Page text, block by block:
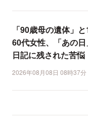
「90歳母の遺体」
60代女性、「あの
日記に残された苦悩
2026年08月08日 08時37分